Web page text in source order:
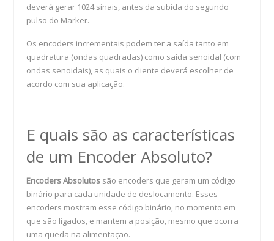
deverá gerar 1024 sinais, antes da subida do segundo
pulso do Marker.
Os encoders incrementais podem ter a saída tanto em
quadratura (ondas quadradas) como saída senoidal (com
ondas senoidais), as quais o cliente deverá escolher de
acordo com sua aplicação.
E quais são as características
de um Encoder Absoluto?
Encoders Absolutos são encoders que geram um código
binário para cada unidade de deslocamento. Esses
encoders mostram esse código binário, no momento em
que são ligados, e mantem a posição, mesmo que ocorra
uma queda na alimentação.